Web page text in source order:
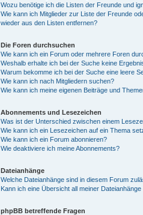
Wozu benötige ich die Listen der Freunde und
Wie kann ich Mitglieder zur Liste der Freunde
wieder aus den Listen entfernen?
Die Foren durchsuchen
Wie kann ich ein Forum oder mehrere Foren
Weshalb erhalte ich bei der Suche keine
Warum bekomme ich bei der Suche eine leere
Wie kann ich nach Mitgliedern suchen?
Wie kann ich meine eigenen Beiträge und
Abonnements und Lesezeichen
Was ist der Unterschied zwischen einem
Wie kann ich ein Lesezeichen auf ein Thema
Wie kann ich ein Forum abonnieren?
Wie deaktiviere ich meine Abonnements?
Dateianhänge
Welche Dateianhänge sind in diesem Forum
Kann ich eine Übersicht all meiner Dateianhänge
phpBB betreffende Fragen